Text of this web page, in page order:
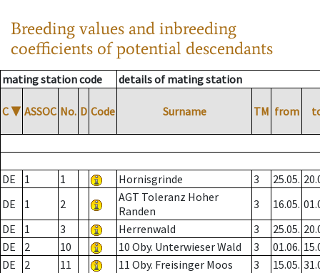
Breeding values and inbreeding
coefficients of potential descendants
mating station code details of mating station
C ▼ ASSOC No. D Code Surname TM from
DE 1 1 Hornisgrinde 3 25.05.
DE
1 2
AGT Toleranz Hoher
Randen
3 16.05.
DE
1 3 Herrenwald 3 25.05.
DE
2 10 10 Oby. Unterwieser Wald 3 01.06.
DE
2 11 11 Oby. Freisinger Moos 3 15.05.